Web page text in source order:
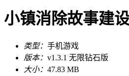
小镇消除故事建
类型： 手机游戏
版本： v1.3.1 无限钻石版
大小： 47.83 MB